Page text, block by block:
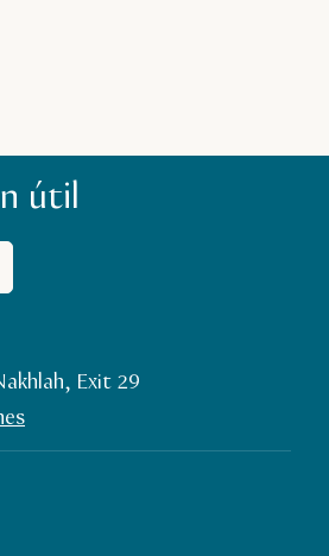
útil
Exit 29